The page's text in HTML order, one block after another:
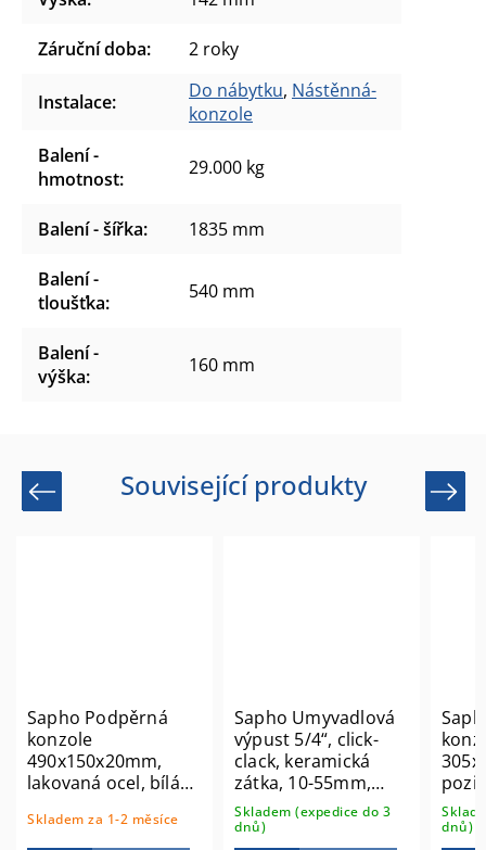
Záruční doba: 2 roky
Instalace: Do nábytku, Nástěnná-
konzole
Balení -
hmotnost: 29.000 kg
Balení - šířka: 1835 mm
Balení -
tloušťka: 540 mm
Balení -
výška: 160 mm
Související produkty
Previous
Sapho Podpěrná
konzole
490x150x20mm,
lakovaná ocel, bílá
Skladem za 1-2 měsíce
Sapho Umyvadlová
výpust 5/4“, click-
clack, keramická
zátka, 10-55mm,
keramika bílá
CV1002C
Skladem (expedice do 3
dnů)
ks
dnů)
Next